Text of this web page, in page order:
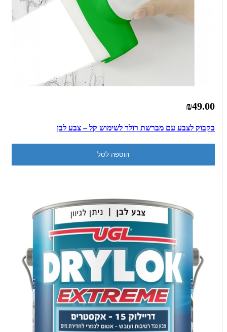
₪49.00
בקבוק לצבע עם מברשת רולר לשימוש קל – צבע לבן
הוספה לסל